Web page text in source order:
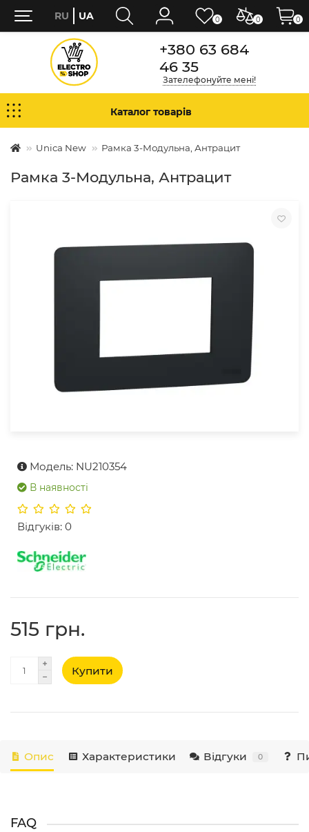
+380 63 684
46 35
Зателефонуйте мені!
Каталог товарів
Unica New Рамка 3-Модульна, Антрацит
Рамка 3-Модульна, Антрацит
Модель: NU210354
В наявності
Відгуків: 0
515 грн.
Купити
Опис Характеристики Відгуки 0
FAQ
0 0
RU UA 0